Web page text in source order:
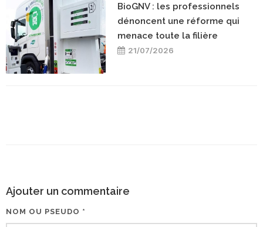
BioGNV : les professionnels
dénoncent une réforme qui
menace toute la filière
21/07/2026
Ajouter un commentaire
NOM OU PSEUDO *